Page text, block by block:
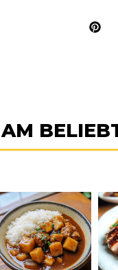
AM